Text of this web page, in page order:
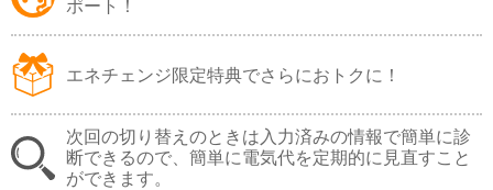
ポート！
エネチェンジ限定特典でさらにおトクに！
次回の切り替えのときは入力済みの情報で簡単に診
断できるので、簡単に電気代を定期的に見直すこと
ができます。